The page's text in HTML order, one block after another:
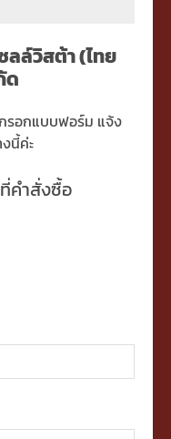
ล์วิสต้า (ไทย
ด
รอกแบบฟอร์ม แจ้ง
นี้ค่ะ
คำสั่งซื้อ